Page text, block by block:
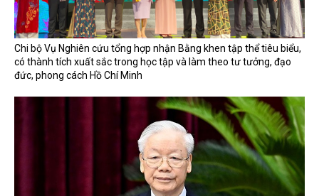
Chi bộ Vụ Nghiên cứu tổng hợp nhận Bằng khen tập thể tiêu biểu,
có thành tích xuất sắc trong học tập và làm theo tư tưởng, đạo
đức, phong cách Hồ Chí Minh